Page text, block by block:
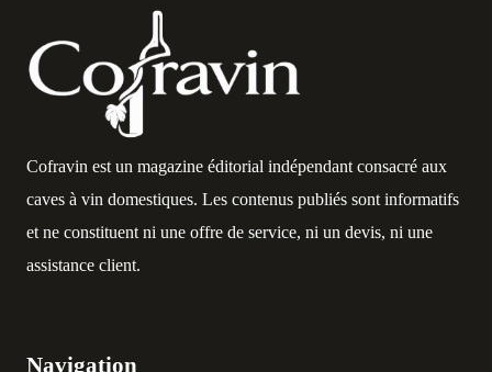
Cofravin est un magazine éditorial indépendant consacré aux
caves à vin domestiques. Les contenus publiés sont informatifs
et ne constituent ni une offre de service, ni un devis, ni une
assistance client.
Navigation